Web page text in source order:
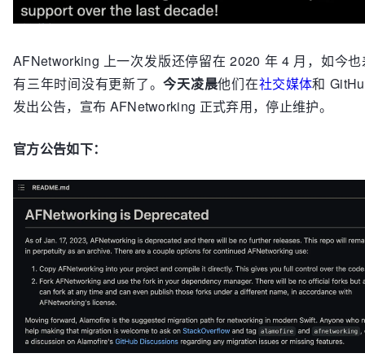
AFNetworking 上一次发版还停留在 2020 年 4 月，如今
有三年时间没有更新了。今天凌晨他们在社交媒体和
发出公告，宣布 AFNetworking 正式弃用，停止维护。
官方公告如下：